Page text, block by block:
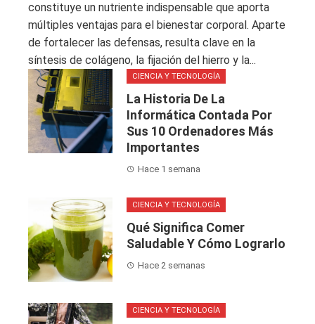
constituye un nutriente indispensable que aporta
múltiples ventajas para el bienestar corporal. Aparte
de fortalecer las defensas, resulta clave en la
síntesis de colágeno, la fijación del hierro y la...
CIENCIA Y TECNOLOGÍA
La Historia De La
Informática Contada Por
Sus 10 Ordenadores Más
Importantes
Hace 1 semana
CIENCIA Y TECNOLOGÍA
Qué Significa Comer
Saludable Y Cómo Lograrlo
Hace 2 semanas
CIENCIA Y TECNOLOGÍA